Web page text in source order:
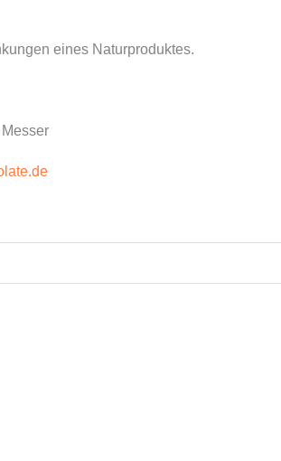
eines Naturproduktes.